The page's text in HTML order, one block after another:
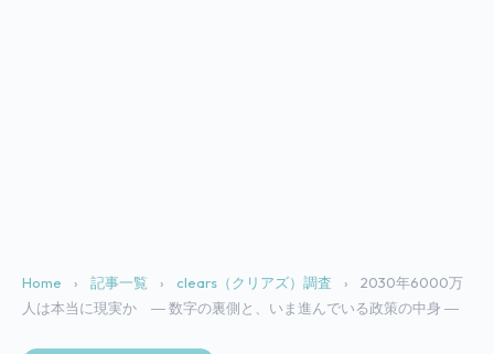
Home › 記事一覧 › clears（クリアズ）調査 ›
2030年6000万
人は本当に現実か ― 数字の裏側と、いま進んでいる政策の中身 ―